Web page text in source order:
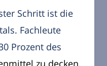
Schritt ist die
Fachleute
Prozent des
zu decken,